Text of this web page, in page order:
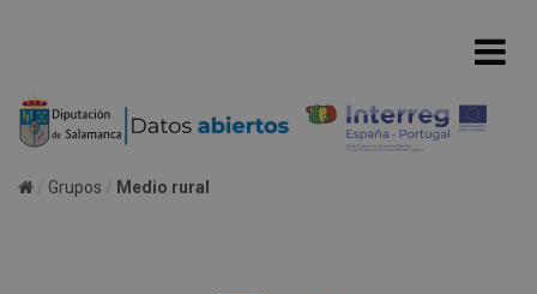
Grupos Medio rural